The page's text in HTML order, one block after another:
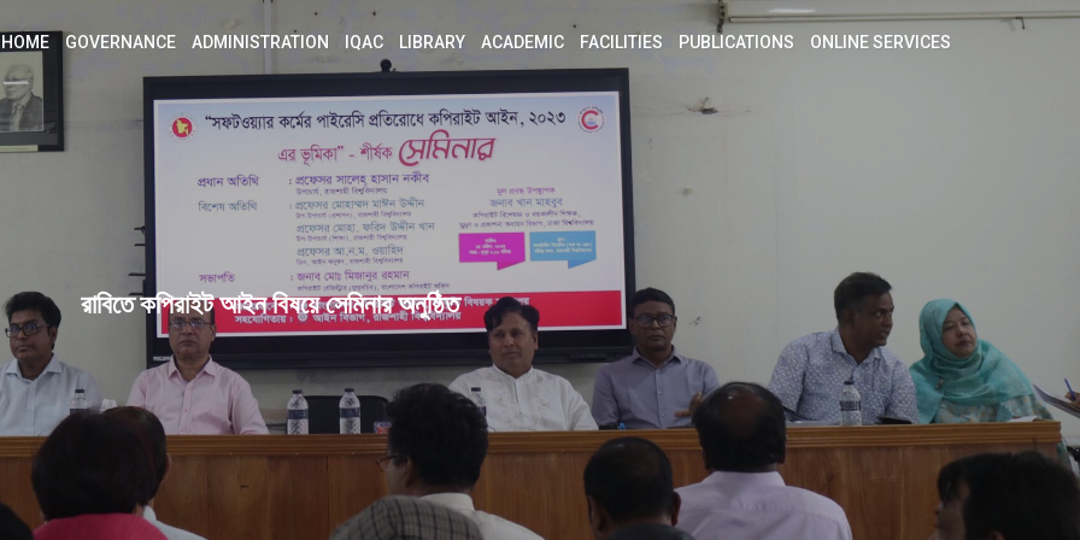
HOME GOVERNANCE ADMINISTRATION IQAC LIBRARY ACADEMIC FACILITIES PUBLICATIONS ONLINE SERVICES
রাবিতে কপিরাইট আইন বিষয়ে সেমিনার অনুষ্ঠিত